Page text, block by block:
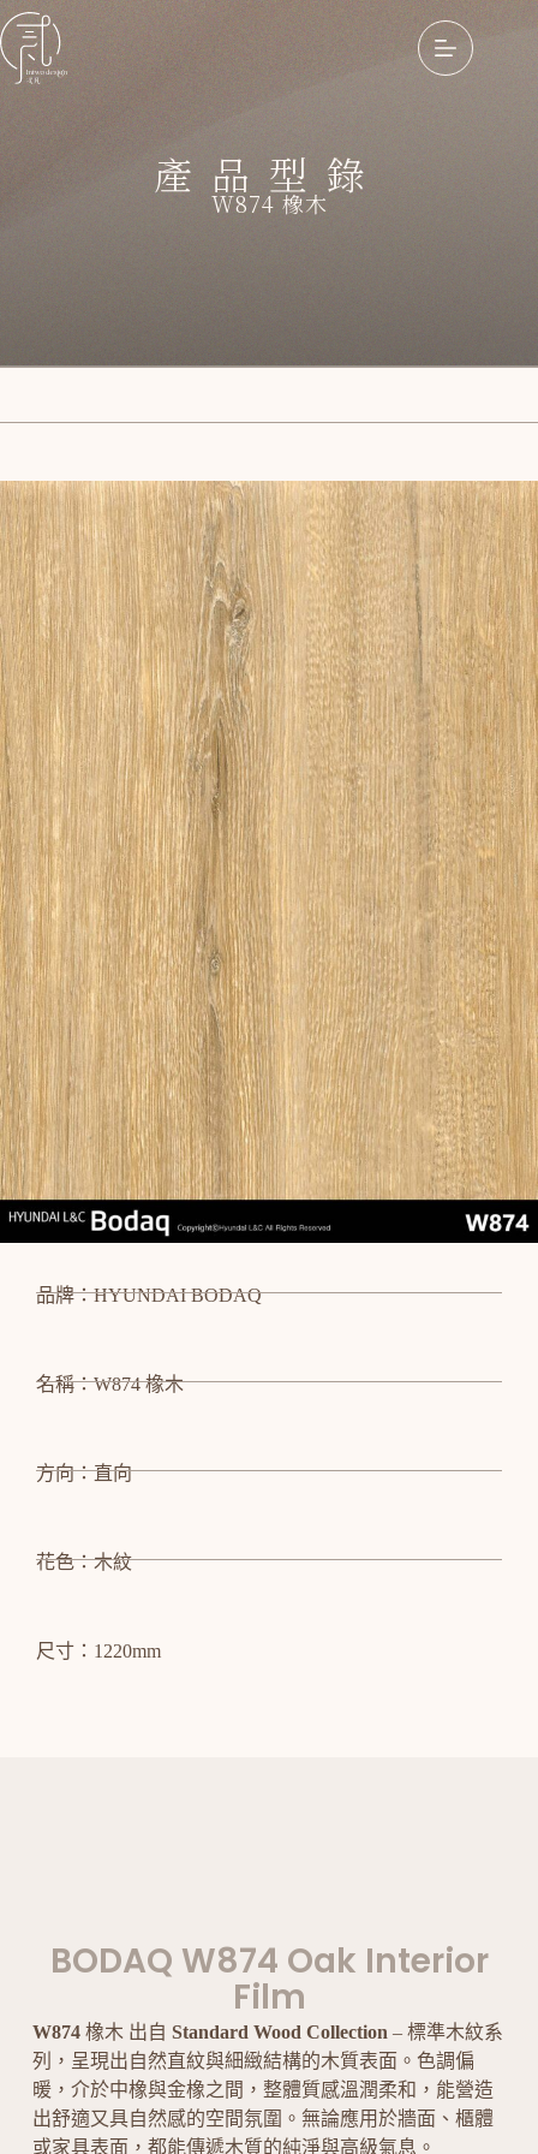
產品型錄
W874 橡木
品牌：HYUNDAI BODAQ
名稱：W874 橡木
方向：直向
花色：木紋
尺寸：1220mm
BODAQ W874 Oak Interior
Film
W874橡木 出自 Standard Wood Collection – 標準木紋系
列，呈現出自然直紋與細緻結構的木質表面。色調偏
暖，介於中橡與金橡之間，整體質感溫潤柔和，能營造
出舒適又具自然感的空間氛圍。無論應用於牆面、櫃體
或家具表面，都能傳遞木質的純淨與高級氣息。